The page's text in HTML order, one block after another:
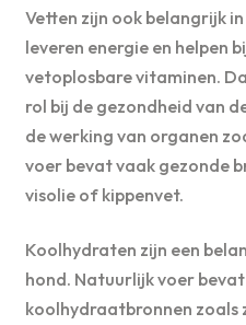
Vetten zijn ook belangrijk
leveren energie en helpen
vetoplosbare vitaminen.
rol bij de gezondheid van
de werking van organen
voer bevat vaak gezonde
visolie of kippenvet.
Koolhydraten zijn een
hond. Natuurlijk voer
koolhydraatbronnen zoals